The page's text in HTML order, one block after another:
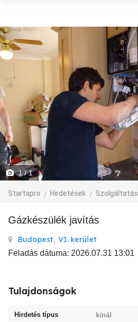
1/ 1
Startapro Hirdetések Szolgáltatás
Gázkészülék javítás
Budapest, VI. kerület
Feladás dátuma: 2026.07.31 13:01
Tulajdonságok
Hirdetés típus kínál